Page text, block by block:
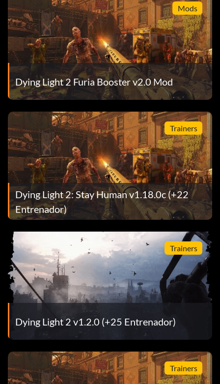
Mods
Dying Light 2 Furia Booster v2.0 Mod
Trainers
Dying Light 2: Stay Human v1.18.0c (+22
Entrenador)
Trainers
Dying Light 2 v1.2.0 (+25 Entrenador)
Trainers